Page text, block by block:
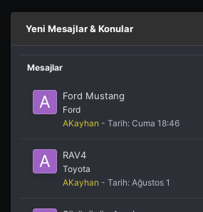
Yeni Mesajlar & Konular
Mesajlar
Ford Mustang
Ford
AKayhan - Tarih: Cuma 18:46
RAV4
Toyota
AKayhan - Tarih: Ağustos 1